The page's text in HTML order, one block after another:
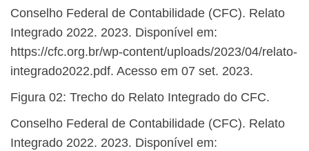
Conselho Federal de Contabilidade (CFC). Relato
Integrado 2022. 2023. Disponível em:
https://cfc.org.br/wp-content/uploads/2023/04/relato-
integrado2022.pdf. Acesso em 07 set. 2023.
Figura 02: Trecho do Relato Integrado do CFC.
Conselho Federal de Contabilidade (CFC). Relato
Integrado 2022. 2023. Disponível em: